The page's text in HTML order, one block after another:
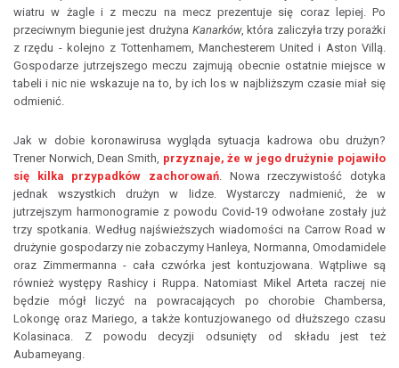
wiatru w żagle i z meczu na mecz prezentuje się coraz lepiej. Po
przeciwnym biegunie jest drużyna Kanarków, która zaliczyła trzy porażki
z rzędu - kolejno z Tottenhamem, Manchesterem United i Aston Villą.
Gospodarze jutrzejszego meczu zajmują obecnie ostatnie miejsce w
tabeli i nic nie wskazuje na to, by ich los w najbliższym czasie miał się
odmienić.
Jak w dobie koronawirusa wygląda sytuacja kadrowa obu drużyn?
Trener Norwich, Dean Smith, przyznaje, że w jego drużynie pojawiło
się kilka przypadków zachorowań. Nowa rzeczywistość dotyka
jednak wszystkich drużyn w lidze. Wystarczy nadmienić, że w
jutrzejszym harmonogramie z powodu Covid-19 odwołane zostały już
trzy spotkania. Według najświeższych wiadomości na Carrow Road w
drużynie gospodarzy nie zobaczymy Hanleya, Normanna, Omodamidele
oraz Zimmermanna - cała czwórka jest kontuzjowana. Wątpliwe są
również występy Rashicy i Ruppa. Natomiast Mikel Arteta raczej nie
będzie mógł liczyć na powracających po chorobie Chambersa,
Lokongę oraz Mariego, a także kontuzjowanego od dłuższego czasu
Kolasinaca. Z powodu decyzji odsunięty od składu jest też
Aubameyang.